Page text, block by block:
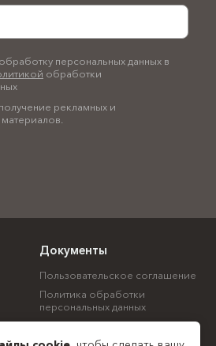
персональных данных в
обработки
рекламных и
Документы
Пользовательское соглашение
Политика обработки
персональных данных
Политика использования
файлов cookie